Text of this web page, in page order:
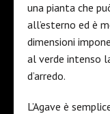
una pianta che
all’esterno ed è
dimensioni
al verde intenso
d’arredo.
L’Agave è